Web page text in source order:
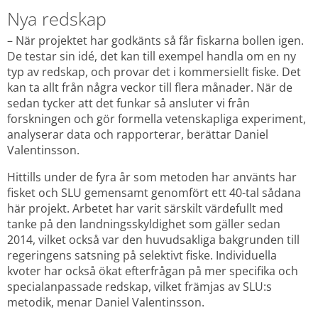
Nya redskap
– När projektet har godkänts så får fiskarna bollen igen.
De testar sin idé, det kan till exempel handla om en ny
typ av redskap, och provar det i kommersiellt fiske. Det
kan ta allt från några veckor till flera månader. När de
sedan tycker att det funkar så ansluter vi från
forskningen och gör formella vetenskapliga experiment,
analyserar data och rapporterar, berättar Daniel
Valentinsson.
Hittills under de fyra år som metoden har använts har
fisket och SLU gemensamt genomfört ett 40-tal sådana
här projekt. Arbetet har varit särskilt värdefullt med
tanke på den landningsskyldighet som gäller sedan
2014, vilket också var den huvudsakliga bakgrunden till
regeringens satsning på selektivt fiske. Individuella
kvoter har också ökat efterfrågan på mer specifika och
specialanpassade redskap, vilket främjas av SLU:s
metodik, menar Daniel Valentinsson.